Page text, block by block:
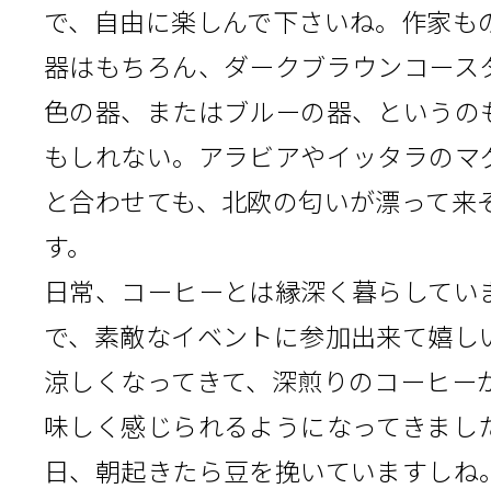
で、自由に楽しんで下さいね。作家も
器はもちろん、ダークブラウンコー
色の器、またはブルーの器、というの
もしれない。アラビアやイッタラのマ
と合わせても、北欧の匂いが漂って来
す。
日常、コーヒーとは縁深く暮らしてい
で、素敵なイベントに参加出来て嬉し
涼しくなってきて、深煎りのコーヒー
味しく感じられるようになってきまし
日、朝起きたら豆を挽いていますしね